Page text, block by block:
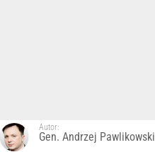
Autor:
Gen. Andrzej Pawlikowski